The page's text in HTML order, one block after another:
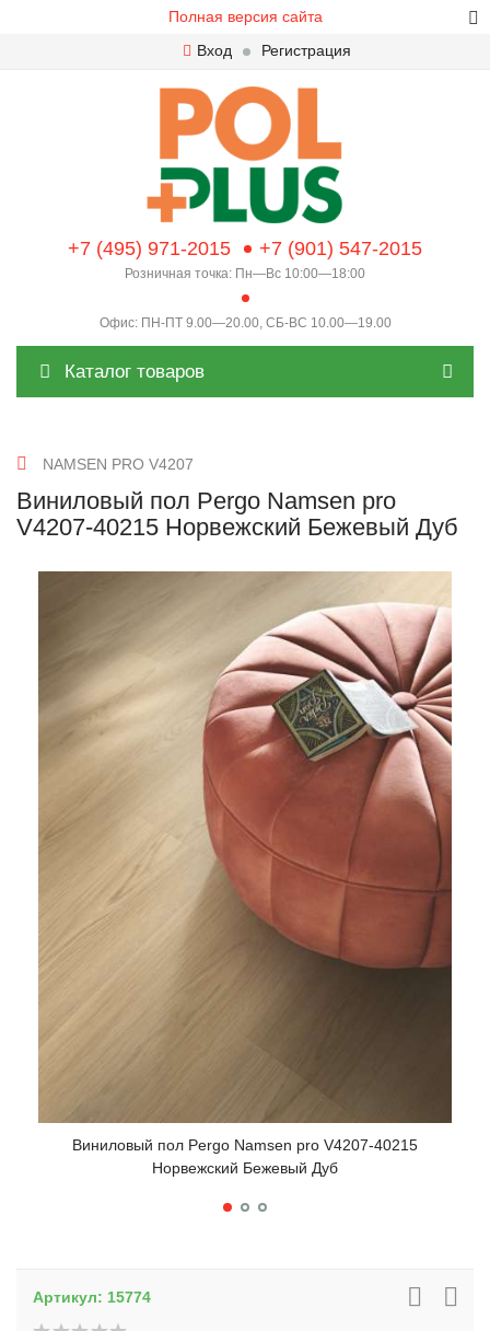
Полная версия сайта
Вход
Регистрация
+7 (495) 971-2015 +7 (901) 547-2015
Розничная точка: Пн—Вс 10:00—18:00
Офис: ПН-ПТ 9.00—20.00, СБ-ВС 10.00—19.00
Каталог товаров
NAMSEN PRO V4207
Виниловый пол Pergo Namsen pro
V4207-40215 Норвежский Бежевый Дуб
Виниловый пол Pergo Namsen pro V4207-40215
Норвежский Бежевый Дуб
Артикул: 15774